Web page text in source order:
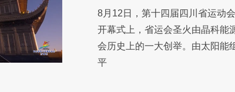
8月12日，第十四届四川省运动
开幕式上，省运会圣火由晶科能
会历史上的一大创举。由太阳能
平